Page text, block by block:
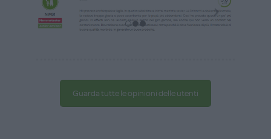
Guarda tutte le opinioni delle utenti